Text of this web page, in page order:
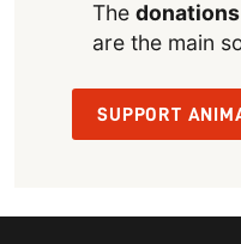
The donations
are the main
SUPPORT